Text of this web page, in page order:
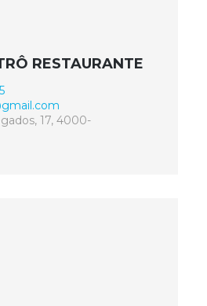
RESTAURANTE
17, 4000-